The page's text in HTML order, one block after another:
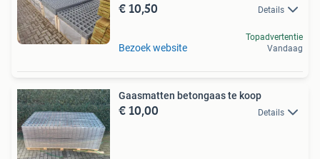
€ 10,50 Details
Bezoek website
Topadvertentie
Vandaag
Gaasmatten betongaas te koop
€ 10,00 Details